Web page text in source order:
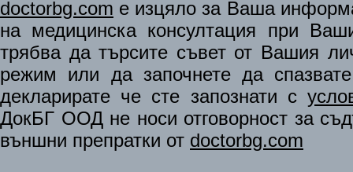
doctorbg.com е изцяло за Ваша
на медицинска консултация при
трябва да търсите съвет от Вашия
режим или да започнете да
декларирате че сте запознати с
ДокБГ ООД не носи отговорност за
външни препратки от doctorbg.com